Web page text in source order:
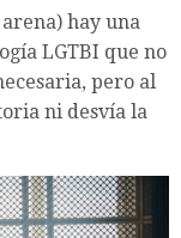
hay una
LGTBI que no
pero al
ni desvía la